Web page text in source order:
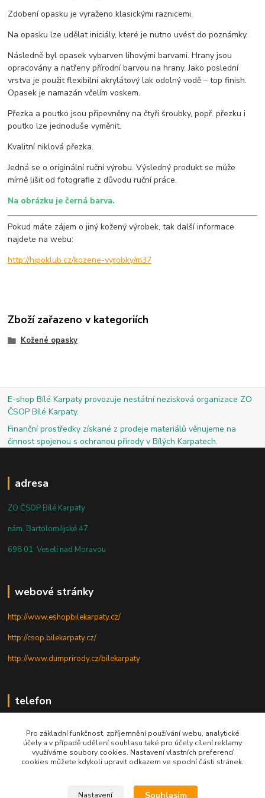
Zdobení opasku je vyraženo klasickými raznicemi.
Na opasku lze udělat iniciály, které je nutno uvést do poznámky.
Následně byl opasek vybarven lihovými barvami. Hrany jsou
opracovány a natřeny přírodní barvou na hrany. Jako poslední
vrstva je použit flexibilní akrylátový lak odolný vodě – top finish.
Opasek je namazán včelím voskem.
Přezka a poutko jsou připevněny na čtyři šroubky, popř. přezku i
poutko lze jednoduše vyměnit.
Kvalitní niklová přezka.
Jedná se o originální ruční výrobu. Výsledný produkt se může
mírně lišit od fotografie z důvodu ruční práce.
Na obrázku je černá barva.
Pokud máte zájem o jiný kožený výrobek, tak další informace
najdete na webu:
http://hipoklub.cz/kozene-vyrobky/m37
Zboží zařazeno v kategoriích
Kožené opasky
E-shop Bílé Karpaty provozuje nestátní nezisková organizace ZO
ČSOP Bílé Karpaty.
Finanční prostředky získané z prodeje materiálů věnujeme na
činnost spojenou s ochranou přírody v Bílých Karpatech.
adresa
ZO ČSOP Bílé Karpaty
nám. Bartolomějské 47
698 01 Veselí nad Moravou
webové stránky
http://www.eshopbilekarpaty.cz/
http://csop.bilekarpaty.cz/
http://www.dumprirody.cz/bilekarpaty
telefon
+420 727 880 789
PO - PÁ: 9 - 17
Pro základní funkčnost, zpříjemnění používání webu, analytické
účely a v případě udělení souhlasu také pro účely cílení reklamy
využíváme soubory cookies. Nastavení vlastních preferencí
cookies můžete kdykoli upravit odkazem ve spodní části stránek.
Nastavení Souhlasím